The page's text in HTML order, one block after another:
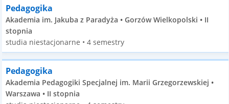
Pedagogika
Akademia im. Jakuba z Paradyża • Gorzów Wielkopolski • II
stopnia
studia niestacjonarne • 4 semestry
Pedagogika
Akademia Pedagogiki Specjalnej im. Marii Grzegorzewskiej •
Warszawa • II stopnia